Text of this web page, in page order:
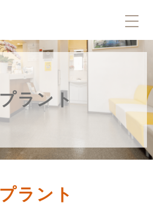
ラント
ラント